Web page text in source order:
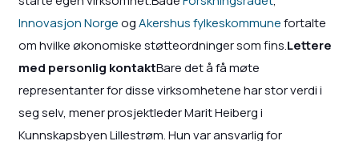
Innovasjon NorgeogAkershus fylkeskommunefortalte
om hvilke økonomiske støtteordninger som fins.Lettere
med personlig kontaktBare det å få møte
representanter for disse virksomhetene har stor verdi i
seg selv, mener prosjektleder Marit Heiberg i
Kunnskapsbyen Lillestrøm. Hun var ansvarlig for